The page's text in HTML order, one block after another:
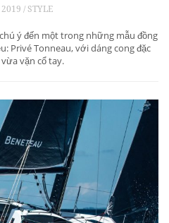
/ STYLE
ý đến một trong những mẫu đồng
Privé Tonneau, với dáng cong đặc
vặn cổ tay.